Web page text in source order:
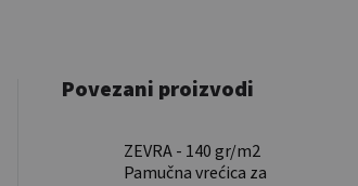
Povezani proizvodi
ZEVRA - 140 gr/m2
Pamučna vrećica za